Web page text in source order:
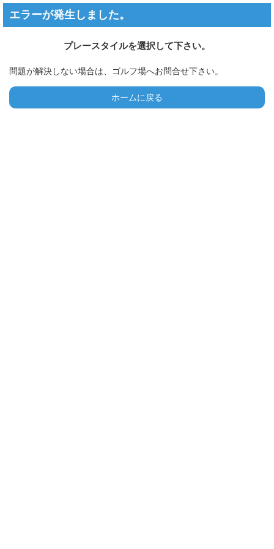
エラーが発生しました。
プレースタイルを選択して下さい。
問題が解決しない場合は、ゴルフ場へお問合せ下さい。
ホームに戻る